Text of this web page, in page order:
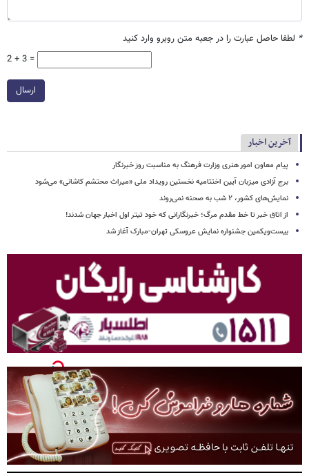
* لطفا حاصل عبارت را در جعبه متن روبرو وارد کنید
2 + 3 =
ارسال
آخرین اخبار
پیام معاون امور هنری وزارت فرهنگ به مناسبت روز خبرنگار
برج آزادی میزبان آیین اختتامیه نخستین رویداد ملی «میراث محتشم کاشانی» می‌شود
نمایش‌های کشور، ٢ شب به صحنه نمی‌روند
از اتاق خبر تا خط مقدم مرگ؛ خبرنگارانی که خود تیتر اول اخبار جهان شدند!
بیست‌ویکمین جشنواره نمایش عروسکی تهران-مبارک آغاز شد